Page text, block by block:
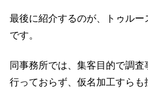
最後に紹介するのが、トゥルー
です。
同事務所では、集客目的で調
行っておらず、仮名加工すら